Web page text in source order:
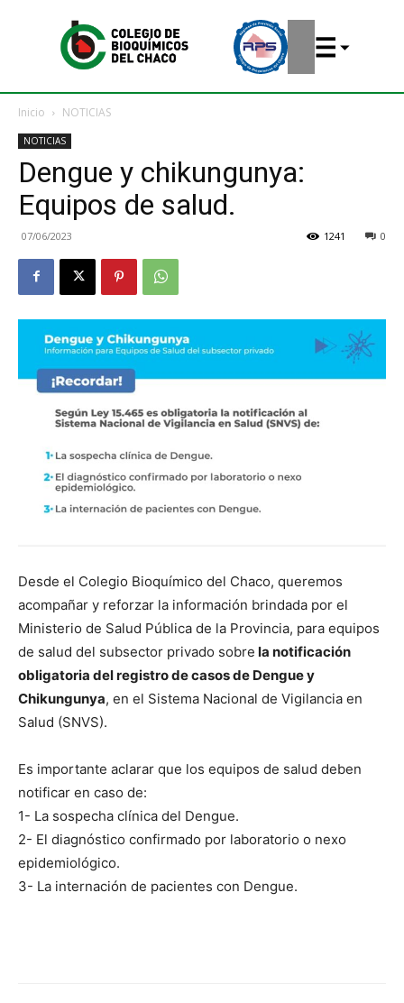
Inicio NOTICIAS
NOTICIAS
Dengue y chikungunya:
Equipos de salud.
07/06/2023 0
1241
Desde el Colegio Bioquímico del Chaco, queremos
acompañar y reforzar la información brindada por el
Ministerio de Salud Pública de la Provincia, para equipos
de salud del subsector privado sobre la notificación
obligatoria del registro de casos de Dengue y
Chikungunya, en el Sistema Nacional de Vigilancia en
Salud (SNVS).
Es importante aclarar que los equipos de salud deben
notificar en caso de:
1- La sospecha clínica del Dengue.
2- El diagnóstico confirmado por laboratorio o nexo
epidemiológico.
3- La internación de pacientes con Dengue.